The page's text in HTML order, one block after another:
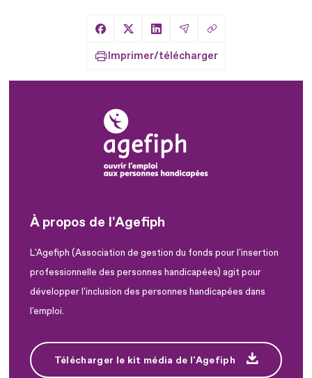
Partager sur Facebook
Partager sur X
Partager sur LinkedIn
Partager par Email
Copier le lien
Imprimer/télécharger
À propos de l'Agefiph
L'Agefiph (Association de gestion du fonds pour l'insertion
professionnelle des personnes handicapées) agit pour
développer l'inclusion des personnes handicapées dans
l'emploi.
Télécharger le kit média de l'Agefiph